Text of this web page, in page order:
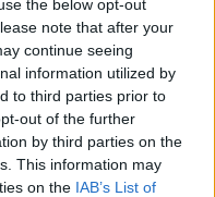
the below opt-out
note that after your
continue seeing
information utilized by
to third parties prior to
out of the further
by third parties on the
This information may
on the IAB’s List of